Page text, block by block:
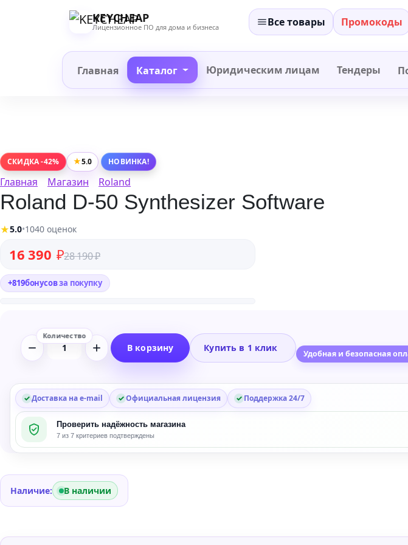
KEYCHEAP
Лицензионное ПО для дома и бизнеса Все товары Промокоды
Главная Каталог Юридическим лицам Тендеры
СКИДКА -42% ★5.0 НОВИНКА!
Главная Магазин Roland
Roland D-50 Synthesizer Software
★5.0•1040 оценок
28 190₽
Первоначальная цена составляла 28 190 ₽.
16 390 ₽
Текущая цена: 16 390 ₽.
+819бонусовза покупку
Количество
Roland
D-
50
Synthesizer
Software
В корзину Купить в 1 клик
Удобная и безопасная
Доставка на e-mail Официальная лицензия Поддержка 24/7
Проверить надёжность магазина
7 из 7 критериев подтверждены
Наличие: В наличии
− +